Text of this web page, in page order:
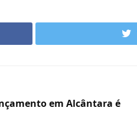
em Alcântara é